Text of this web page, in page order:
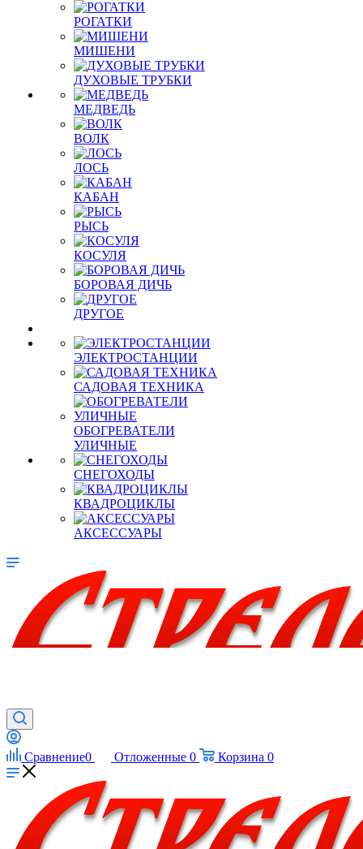
РОГАТКИ
МИШЕНИ
ДУХОВЫЕ ТРУБКИ
МЕДВЕДЬ
ВОЛК
ЛОСЬ
КАБАН
РЫСЬ
КОСУЛЯ
БОРОВАЯ ДИЧЬ
ДРУГОЕ
ЭЛЕКТРОСТАНЦИИ
САДОВАЯ ТЕХНИКА
ОБОГРЕВАТЕЛИ
УЛИЧНЫЕ
СНЕГОХОДЫ
КВАДРОЦИКЛЫ
АКСЕССУАРЫ
Сравнение0 Отложенные 0 Корзина 0